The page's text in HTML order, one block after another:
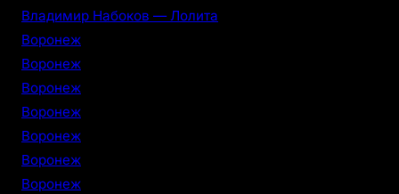
Владимир Набоков — Лолита
Воронеж
Воронеж
Воронеж
Воронеж
Воронеж
Воронеж
Воронеж